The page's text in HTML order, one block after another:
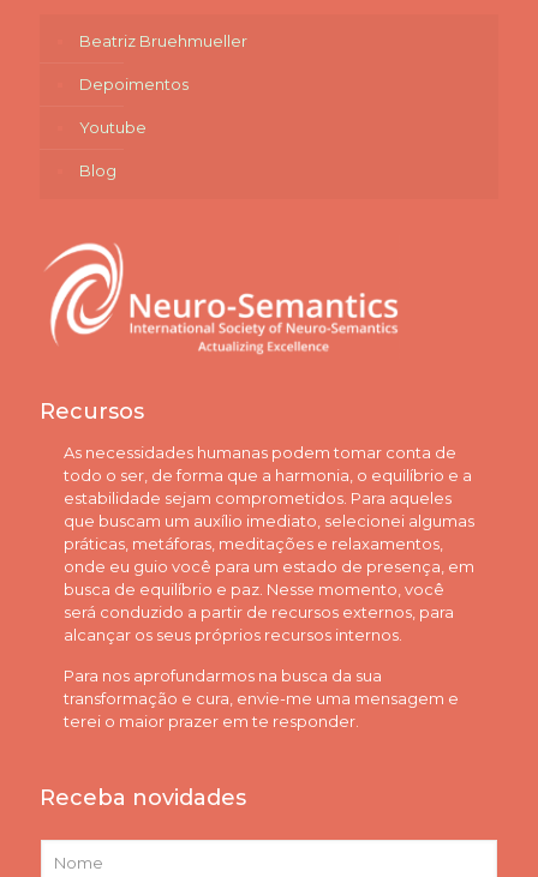
Beatriz Bruehmueller
Depoimentos
Youtube
Blog
Recursos
As necessidades humanas podem tomar conta de
todo o ser, de forma que a harmonia, o equilíbrio e a
estabilidade sejam comprometidos. Para aqueles
que buscam um auxílio imediato, selecionei algumas
práticas, metáforas, meditações e relaxamentos,
onde eu guio você para um estado de presença, em
busca de equilíbrio e paz. Nesse momento, você
será conduzido a partir de recursos externos, para
alcançar os seus próprios recursos internos.
Para nos aprofundarmos na busca da sua
transformação e cura, envie-me uma mensagem e
terei o maior prazer em te responder.
Receba novidades